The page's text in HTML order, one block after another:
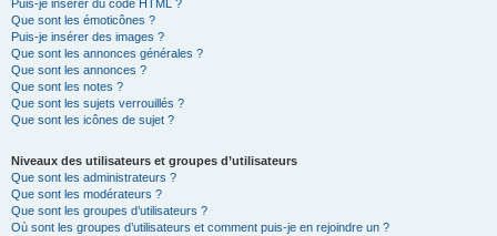
Puis-je insérer du code HTML ?
Que sont les émoticônes ?
Puis-je insérer des images ?
Que sont les annonces générales ?
Que sont les annonces ?
Que sont les notes ?
Que sont les sujets verrouillés ?
Que sont les icônes de sujet ?
Niveaux des utilisateurs et groupes d’utilisateurs
Que sont les administrateurs ?
Que sont les modérateurs ?
Que sont les groupes d’utilisateurs ?
Où sont les groupes d’utilisateurs et comment puis-je en rejoindre un ?